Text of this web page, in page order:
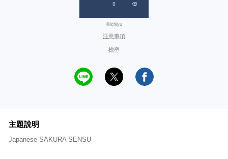
©ichiyu
注意事項
檢舉
主題說明
Japanese SAKURA SENSU